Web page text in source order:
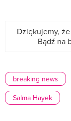
Dziękujemy,
Bądź na
breaking news
Salma Hayek